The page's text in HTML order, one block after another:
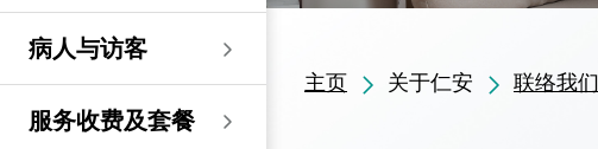
整形外科
肾科
肿瘤科
言语治疗
仁安内视镜及日间手
术中心
仁安医院分科诊所 (尖
沙咀) 内视镜及日间治
疗中心
仁安医院分科诊所
仁安医院分科诊所
病人与访客
服务收费及套餐
护士训练学校
护士网上培训系统
(CNE)
感染控制 主页 关于仁安 联络我们